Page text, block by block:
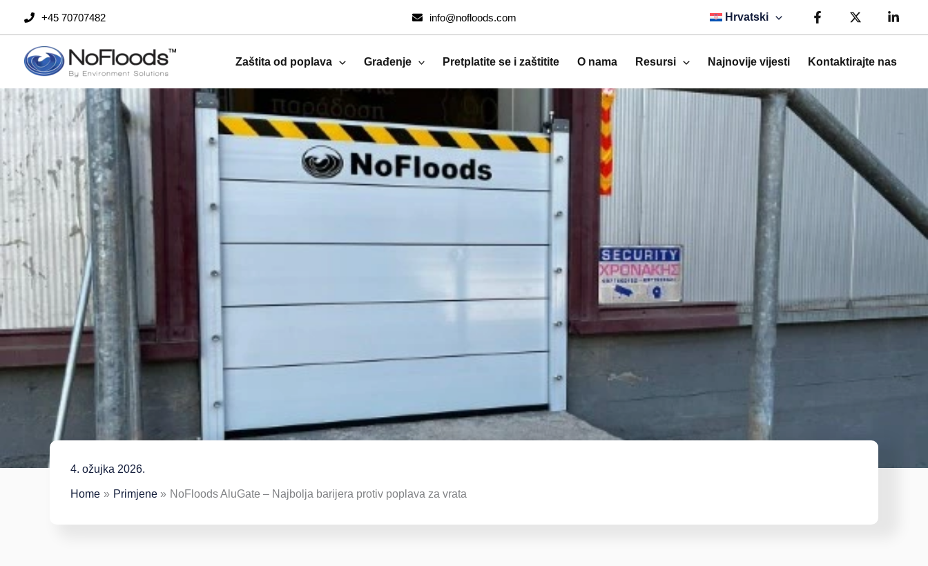
sadržaj
+45 70707482 info@nofloods.com Hrvatski
Zaštita od poplava Građenje Pretplatite se i zaštitite O nama Resursi Najnovije vijesti Kontaktirajte nas
4. ožujka 2026.
Home Primjene NoFloods AluGate – Najbolja barijera protiv poplava za vrata